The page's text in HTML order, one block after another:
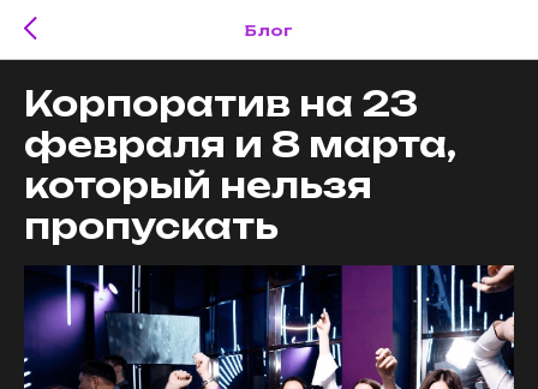
Блог
Корпоратив на 23
февраля и 8 марта,
который нельзя
пропускать